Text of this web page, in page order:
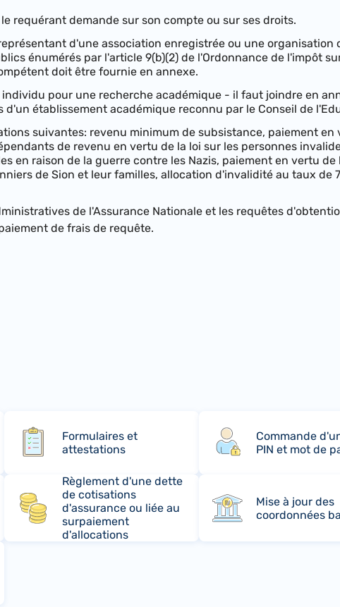
requérant demande sur son compte ou sur ses droits.
d'une association enregistrée ou une
énumérés par l'article 9(b)(2) de l'Ordonnance de l'impôt
doit être fournie en annexe.
pour une recherche académique - il faut joindre en
établissement académique reconnu par le Conseil de
suivantes: revenu minimum de subsistance, paiement en
de revenu en vertu de la loi sur les personnes
en raison de la guerre contre les Nazis, paiement en vertu de
de Sion et leur familles, allocation d'invalidité au taux de
de l'Assurance Nationale et les requêtes
de frais de requête.
Formulaires et
attestations
Commande
PIN et mot de
Règlement d'une dette
de cotisations
d'assurance ou liée au
surpaiement
d'allocations
Mise à jour des
coordonnées